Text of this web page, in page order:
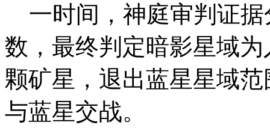
一时间，神庭审判证据
数，最终判定暗影星域
颗矿星，退出蓝星星域
与蓝星交战。